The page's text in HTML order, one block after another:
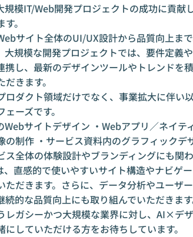
規模IT/Web開発プロジェクトの成功に貢献
。
サイト全体のUI/UX設計から品質向上ま
大規模な開発プロジェクトでは、要件定義
携し、最新のデザインツールやトレンドを
きます。
ロダクト領域だけでなく、事業拡大に伴い
ーズです。
Webサイトデザイン ・Webアプリ／ネイ
の制作 ・サービス資料内のグラフィック
ス全体の体験設計やブランディングにも関
直感的で使いやすいサイト構造やナビゲ
ただきます。さらに、データ分析やユーザ
的な品質向上にも取り組んでいただきます
レガシーかつ大規模な業界に対し、AI×デ
にしていただける方をお待ちしています。